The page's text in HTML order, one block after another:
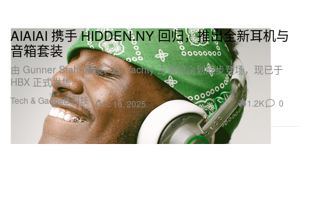
Tech & Gadgets 科技
AIAIAI 携手 HIDDEN.NY 回归，推出全新耳机与
音箱套装
由 Gunner Stahl 掌镜、Lil Yachty 主演的企划同步登场，现已于
HBX 正式发售。
Dec 16, 2025 1.2K 0